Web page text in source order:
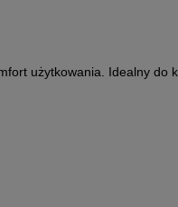
użytkowania. Idealny do